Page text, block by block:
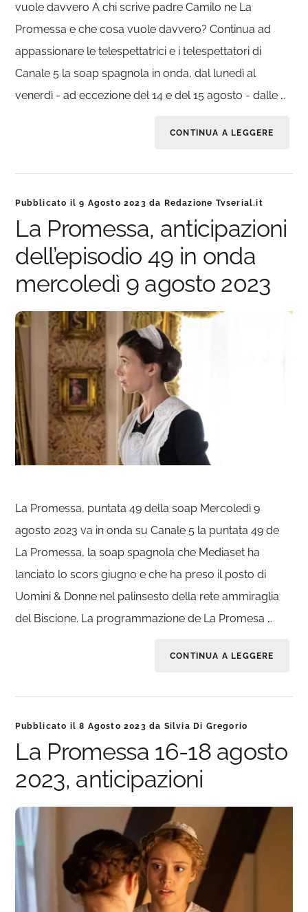
vuole davvero A chi scrive padre Camilo ne La
Promessa e che cosa vuole davvero? Continua ad
appassionare le telespettatrici e i telespettatori di
Canale 5 la soap spagnola in onda, dal lunedì al
venerdì - ad eccezione del 14 e del 15 agosto - dalle …
CONTINUA A LEGGERE
Pubblicato il9 Agosto 2023 da Redazione Tvserial.it
La Promessa, anticipazioni
dell’episodio 49 in onda
mercoledì 9 agosto 2023
La Promessa, puntata 49 della soap Mercoledì 9
agosto 2023 va in onda su Canale 5 la puntata 49 de
La Promessa, la soap spagnola che Mediaset ha
lanciato lo scors giugno e che ha preso il posto di
Uomini & Donne nel palinsesto della rete ammiraglia
del Biscione. La programmazione de La Promesa …
CONTINUA A LEGGERE
Pubblicato il8 Agosto 2023 da Silvia Di Gregorio
La Promessa 16-18 agosto
2023, anticipazioni